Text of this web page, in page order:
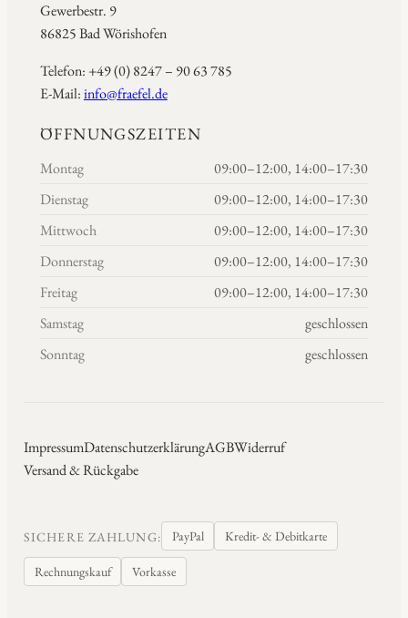
Gewerbestr. 9
86825 Bad Wörishofen
Telefon: +49 (0) 8247 – 90 63 785
E-Mail:info@fraefel.de
ÖFFNUNGSZEITEN
Montag
09:00–12:00, 14:00–17:30
Dienstag
09:00–12:00, 14:00–17:30
Mittwoch
09:00–12:00, 14:00–17:30
Donnerstag
09:00–12:00, 14:00–17:30
Freitag
09:00–12:00, 14:00–17:30
Samstag
geschlossen
Sonntag
geschlossen
ImpressumDatenschutzerklärungAGBWiderruf
Versand & Rückgabe
SICHERE ZAHLUNG: PayPal Kredit- & Debitkarte
Rechnungskauf Vorkasse